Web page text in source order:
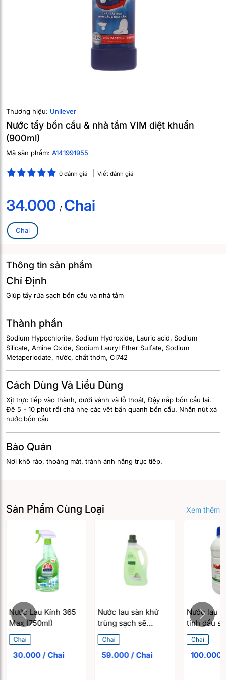
Thương hiệu: Unilever
Nước tẩy bồn cầu & nhà tắm VIM diệt khuẩn
(900ml)
Mã sản phẩm: A141991955
0 đánh giá Viết đánh giá
34.000 / Chai
Chai
Thông tin sản phẩm
Chỉ Định
Giúp tẩy rửa sạch bồn cầu và nhà tắm
Thành phần
Sodium Hypochlorite, Sodium Hydroxide, Lauric acid, Sodium
Silicate, Amine Oxide, Sodium Lauryl Ether Sulfate, Sodium
Metaperiodate, nước, chất thơm, Cl742
Cách Dùng Và Liều Dùng
Xịt trực tiếp vào thành, dưới vành và lỗ thoát, Đậy nắp bồn cầu lại.
Để 5 - 10 phút rồi chà nhẹ các vết bẩn quanh bồn cầu. Nhấn nút xả
nước bồn cầu
Bảo Quản
Nơi khô ráo, thoáng mát, tránh ánh nắng trực tiếp.
Sản Phẩm Cùng Loại Xem thêm
Nước Lau Kính 365
Max (750ml)
Chai
30.000 / Chai
Nước lau sàn khử
trùng sạch sẽ
Botany tinh dầu sả
chanh (1.25 lít)
Chai
59.000 / Chai
Nước lau
tinh dầu
trùng sạch
đuổi côn
Chai